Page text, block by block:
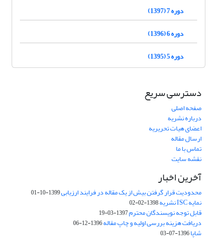
دوره 7 (1397)
دوره 6 (1396)
دوره 5 (1395)
دسترسی سریع
صفحه اصلی
درباره نشریه
اعضای هیات تحریریه
ارسال مقاله
تماس با ما
نقشه سایت
آخرین اخبار
محدودیت قرار گرفتن بیش از یک مقاله در فرایند ارزیابی1399-10-01
نمایه ISC نشریه 1398-02-02
قابل توجه نویسندگان محترم1397-03-19
دریافت هزینه بررسی اولیه و چاپ مقاله1396-12-06
شاپا1396-07-03